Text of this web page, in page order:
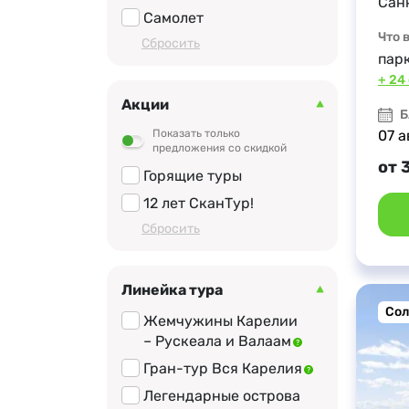
Топ локации
Аалто
Курорт «Старая
Псковский кремль
Псково-Печерский
монастырь
Изборская крепость
Новгородский кремль
Музей
Михайловское
Усадьба Петровское
Усадьба Тригорское
Соловецкий кремль
Самолет
Cбросить
Акции
Показать только
предложения со скидкой
Горящие туры
12 лет СканТур!
Cбросить
Линейка тура
Жемчужины Карелии
– Рускеала и Валаам
Гран-тур Вся Карелия
Легендарные острова
Что
+ 24
07
от